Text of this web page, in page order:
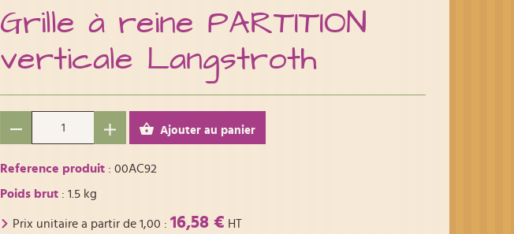
Grille à reine PARTITION
verticale Langstroth
Ajouter au panier
Reference produit : 00AC92
Poids brut : 1.5 kg
Prix unitaire a partir de 1,00 : 16,58 € HT